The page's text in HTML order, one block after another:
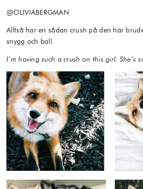
@OLIVIABERGMAN
Alltså har en sådan crush på den här
snygg och ball.
I’m having such a crush on this girl. She’s